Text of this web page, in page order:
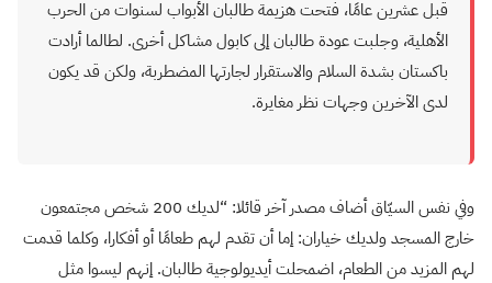
قبل عشرين عامًا، فتحت هزيمة طالبان الأبواب لسنوات من الحرب
الأهلية، وجلبت عودة طالبان إلى كابول مشاكل أخرى. لطالما أرادت
باكستان بشدة السلام والاستقرار لجارتها المضطربة، ولكن قد يكون
لدى الآخرين وجهات نظر مغايرة.
وفي نفس السيّاق أضاف مصدر آخر قائلا: “لديك 200 شخص مجتمعون
خارج المسجد ولديك خياران: إما أن تقدم لهم طعامًا أو أفكارا، وكلما قدمت
لهم المزيد من الطعام، اضمحلت أيديولوجية طالبان. إنهم ليسوا مثل